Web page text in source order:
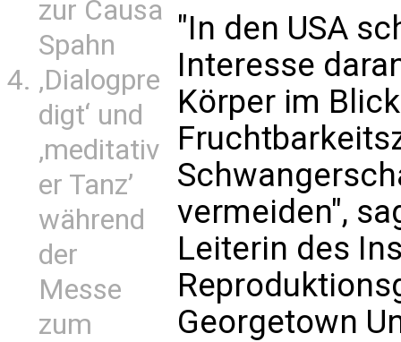
zur Causa
Spahn
‚Dialogpre
digt‘ und
‚meditativ
er Tanz’
während
der
Messe
zum
"In den USA
Interesse
Körper im
vermeiden",
Leiterin des
Georgetown